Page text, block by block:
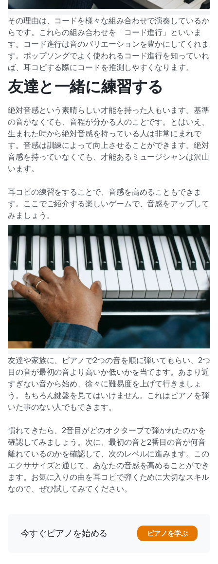
その理由は、コードを様々な組み合わせで演奏しているか
らです。これらの組み合わせを「コード進行」といいま
す。コード進行は音のバリエーションを豊かにしてくれま
す。ポップソングでよく使われるコード進行を知っていれ
ば、耳コピする際にコードを推測しやすくなります。
友達と一緒に練習する
絶対音感という素晴らしい才能を持った人もいます。基準
の音がなくても、音程が分かる人のことです。とはいえ、
生まれた時から絶対音感を持っている人は非常にまれで
す。音感は訓練によって向上させることができます。絶対
音感を持っていなくても、才能あるミュージシャンは沢山
います。
耳コピの練習をすることで、音感を高めることもできま
す。ここでご紹介する楽しいゲームで、音感をアップして
みましょう。
友達や家族に、ピアノで2つの音を順に弾いてもらい、2つ
目の音が最初の音より高いか低いかを当てます。あまり近
すぎない音から始め、徐々に難易度を上げて行きましょ
う。もちろん鍵盤を見てはいけません。これはピアノを弾
いた事のない人でもできます。
慣れてきたら、2音目がどのオクターブで弾かれたのかを
確認してみましょう。次に、最初の音と2番目の音が何音
離れているのかを確認して、次のレベルに進みます。この
エクササイズと通じて、あなたの音感を高めることができ
ます。お気に入りの曲を耳コピで弾くために大切なスキル
なので、ぜひ試してみてください。
今すぐピアノを始める ピアノを学ぶ